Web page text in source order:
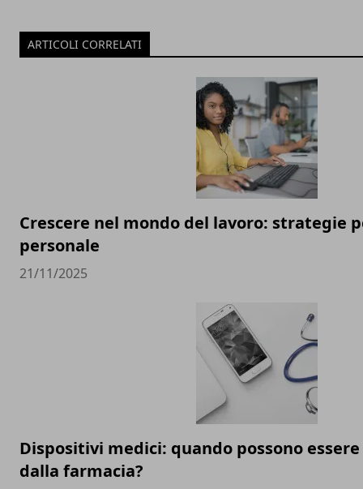
ARTICOLI CORRELATI
Crescere nel mondo del lavoro: strategie
personale
21/11/2025
Dispositivi medici: quando possono
dalla farmacia?